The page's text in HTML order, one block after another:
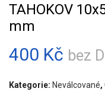
TAHOKOV
mm
400 Kč bez
Kategorie: Neválcované,